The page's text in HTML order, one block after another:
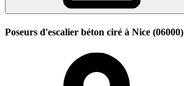
Poseurs d'escalier béton ciré à Nice (06000)